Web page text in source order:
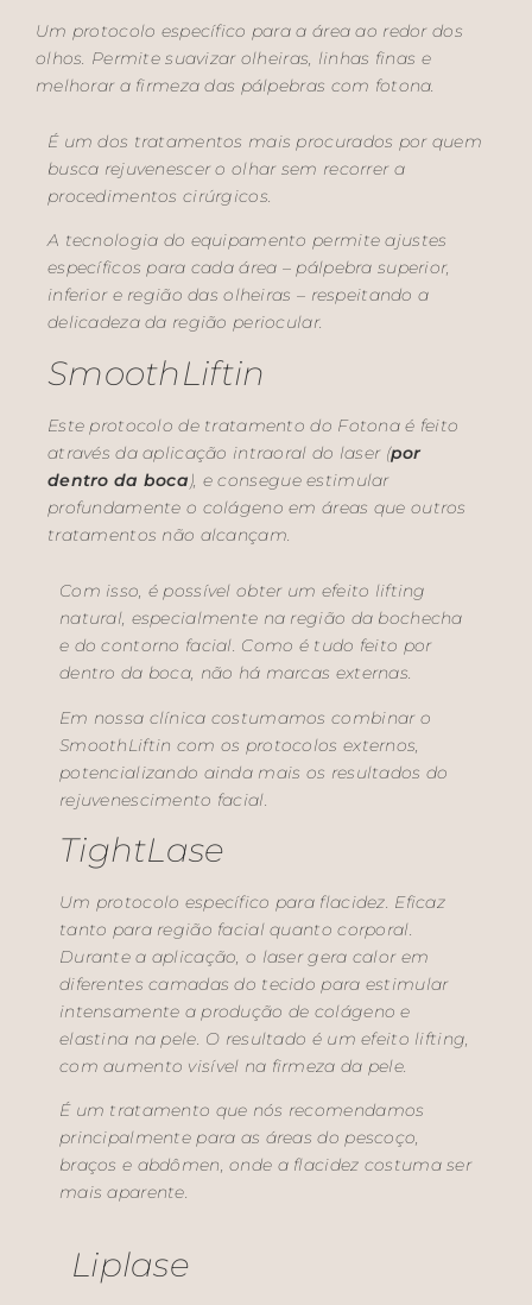
Um protocolo específico para a área ao redor dos
olhos. Permite suavizar olheiras, linhas finas e
melhorar a firmeza das pálpebras com fotona.
É um dos tratamentos mais procurados por quem
busca rejuvenescer o olhar sem recorrer a
procedimentos cirúrgicos.
A tecnologia do equipamento permite ajustes
específicos para cada área – pálpebra superior,
inferior e região das olheiras – respeitando a
delicadeza da região periocular.
SmoothLiftin
Este protocolo de tratamento do Fotona é feito
através da aplicação intraoral do laser (por
dentro da boca), e consegue estimular
profundamente o colágeno em áreas que outros
tratamentos não alcançam.
Com isso, é possível obter um efeito lifting
natural, especialmente na região da bochecha
e do contorno facial. Como é tudo feito por
dentro da boca, não há marcas externas.
Em nossa clínica costumamos combinar o
SmoothLiftin com os protocolos externos,
potencializando ainda mais os resultados do
rejuvenescimento facial.
TightLase
Um protocolo específico para flacidez. Eficaz
tanto para região facial quanto corporal.
Durante a aplicação, o laser gera calor em
diferentes camadas do tecido para estimular
intensamente a produção de colágeno e
elastina na pele. O resultado é um efeito lifting,
com aumento visível na firmeza da pele.
É um tratamento que nós recomendamos
principalmente para as áreas do pescoço,
braços e abdômen, onde a flacidez costuma ser
mais aparente.
Liplase